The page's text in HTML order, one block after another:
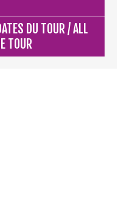
DU TOUR / ALL
TOUR